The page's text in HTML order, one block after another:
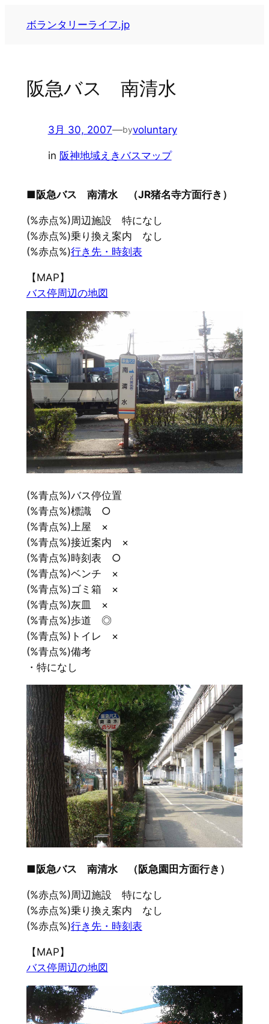
ボランタリーライフ.jp
阪急バス 南清水
3月 30, 2007—byvoluntary
in 阪神地域えきバスマップ
■阪急バス 南清水 （JR猪名寺方面行き）
(%赤点%)周辺施設 特になし
(%赤点%)乗り換え案内 なし
(%赤点%)行き先・時刻表
【MAP】
バス停周辺の地図
(%青点%)バス停位置
(%青点%)標識 ○
(%青点%)上屋 ×
(%青点%)接近案内 ×
(%青点%)時刻表 ○
(%青点%)ベンチ ×
(%青点%)ゴミ箱 ×
(%青点%)灰皿 ×
(%青点%)歩道 ◎
(%青点%)トイレ ×
(%青点%)備考
・特になし
■阪急バス 南清水 （阪急園田方面行き）
(%赤点%)周辺施設 特になし
(%赤点%)乗り換え案内 なし
(%赤点%)行き先・時刻表
【MAP】
バス停周辺の地図